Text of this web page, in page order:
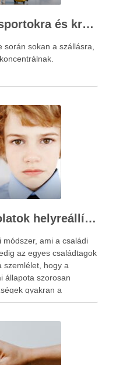
Utasbiztosítás extrém sportokra és krónikus betegségek esetén: mire figyelj utazás előtt?
sokan a szállásra,
Családterápia a kapcsolatok helyreállításért
módszer, ami a családi
az egyes családtagok
szemlélet, hogy a
állapota szorosan
gyakran a
A családterápia